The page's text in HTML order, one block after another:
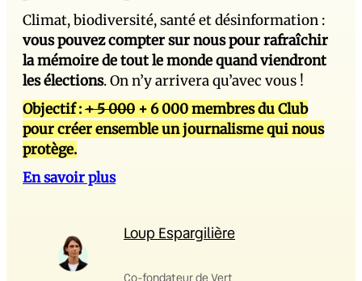
Climat, biodiversité, santé et désinformation :
vous pouvez compter sur nous pour rafraîchir
la mémoire de tout le monde quand viendront
les élections. On n’y arrivera qu’avec vous !
Objectif :+ 5 000 + 6 000 membres du Club
pour créer ensemble un journalisme qui nous
protège.
En savoir plus
Loup Espargilière
Co-fondateur de Vert